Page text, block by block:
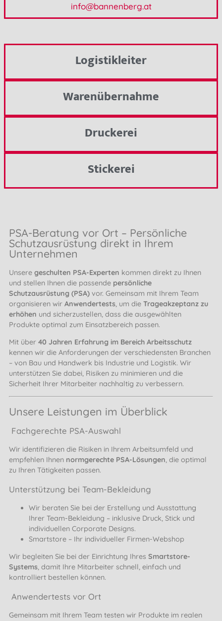
info@bannenberg.at
Logistikleiter
Warenübernahme
Druckerei
Stickerei
PSA-Beratung vor Ort – Persönliche
Schutzausrüstung direkt in Ihrem
Unternehmen
Unsere geschulten PSA-Experten kommen direkt zu Ihnen
und stellen Ihnen die passende persönliche
Schutzausrüstung (PSA) vor. Gemeinsam mit Ihrem Team
organisieren wir Anwendertests, um die Trageakzeptanz zu
erhöhen und sicherzustellen, dass die ausgewählten
Produkte optimal zum Einsatzbereich passen.
Mit über 40 Jahren Erfahrung im Bereich Arbeitsschutz
kennen wir die Anforderungen der verschiedensten Branchen
– von Bau und Handwerk bis Industrie und Logistik. Wir
unterstützen Sie dabei, Risiken zu minimieren und die
Sicherheit Ihrer Mitarbeiter nachhaltig zu verbessern.
Unsere Leistungen im Überblick
Fachgerechte PSA-Auswahl
Wir identifizieren die Risiken in Ihrem Arbeitsumfeld und
empfehlen Ihnen normgerechte PSA-Lösungen, die optimal
zu Ihren Tätigkeiten passen.
Unterstützung bei Team-Bekleidung
Wir beraten Sie bei der Erstellung und Ausstattung
Ihrer Team-Bekleidung – inklusive Druck, Stick und
individuellen Corporate Designs.
Smartstore – Ihr individueller Firmen-Webshop
Wir begleiten Sie bei der Einrichtung Ihres Smartstore-
Systems, damit Ihre Mitarbeiter schnell, einfach und
kontrolliert bestellen können.
Anwendertests vor Ort
Gemeinsam mit Ihrem Team testen wir Produkte im realen